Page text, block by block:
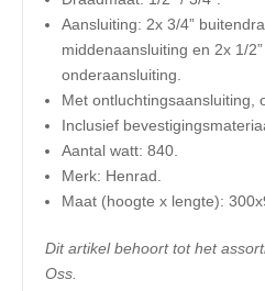
Aansluiting: 2x 3/4”
middenaansluiting en 2x 1/
onderaansluiting.
Met ontluchtingsaansluiting,
Inclusief
Aantal watt: 840.
Merk: Henrad.
​Maat (hoogte x lengte):
Dit artikel behoort tot het
Oss.